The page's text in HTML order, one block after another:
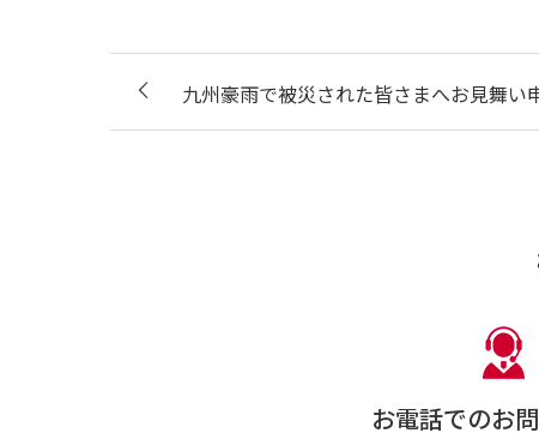
九州豪雨で被災された皆さまへお見舞い
お電話でのお